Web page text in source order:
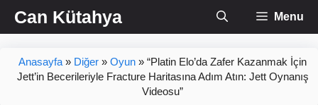
İçeriğe
atlaCan Kütahya Menu
Anasayfa » Diğer » Oyun » “Platin Elo’da Zafer Kazanmak İçin
Jett’in Becerileriyle Fracture Haritasına Adım Atın: Jett Oynanış
Videosu”